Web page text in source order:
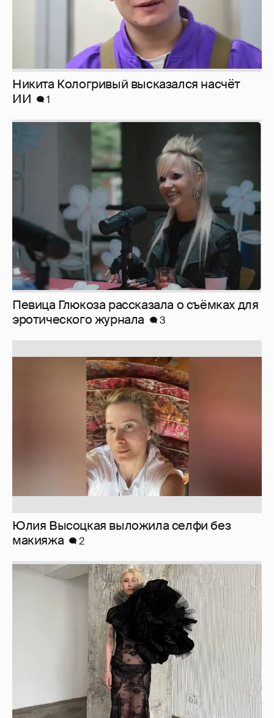
Никита Кологривый высказался насчёт
ИИ
1
Певица Глюкоза рассказала о съёмках для
эротического журнала
3
Юлия Высоцкая выложила селфи без
макияжа
2